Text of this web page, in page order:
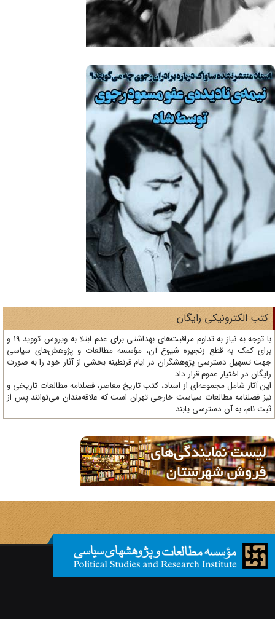
الکترونیکی رایگان
با توجه به نیاز به تداوم مراقبت‌های بهداشتی برای عدم ابتلا به ویروس کووید 19 و
کمک به قطع زنجیره شیوع آن، مؤسسه مطالعات و پژوهش‌های سیاسی
تسهیل دسترسی پژوهشگران در ایام قرنطینه بخشی از آثار خود را به صورت
در اختیار عموم قرار داد.
آثار شامل مجموعه‌ای از اسناد، کتب تاریخ معاصر، فصلنامه‌ مطالعات تاریخی و
فصلنامه مطالعات سیاست خارجی تهران است که علاقه‌مندان می‌توانند پس از
نام، به آن دسترسی یابند.